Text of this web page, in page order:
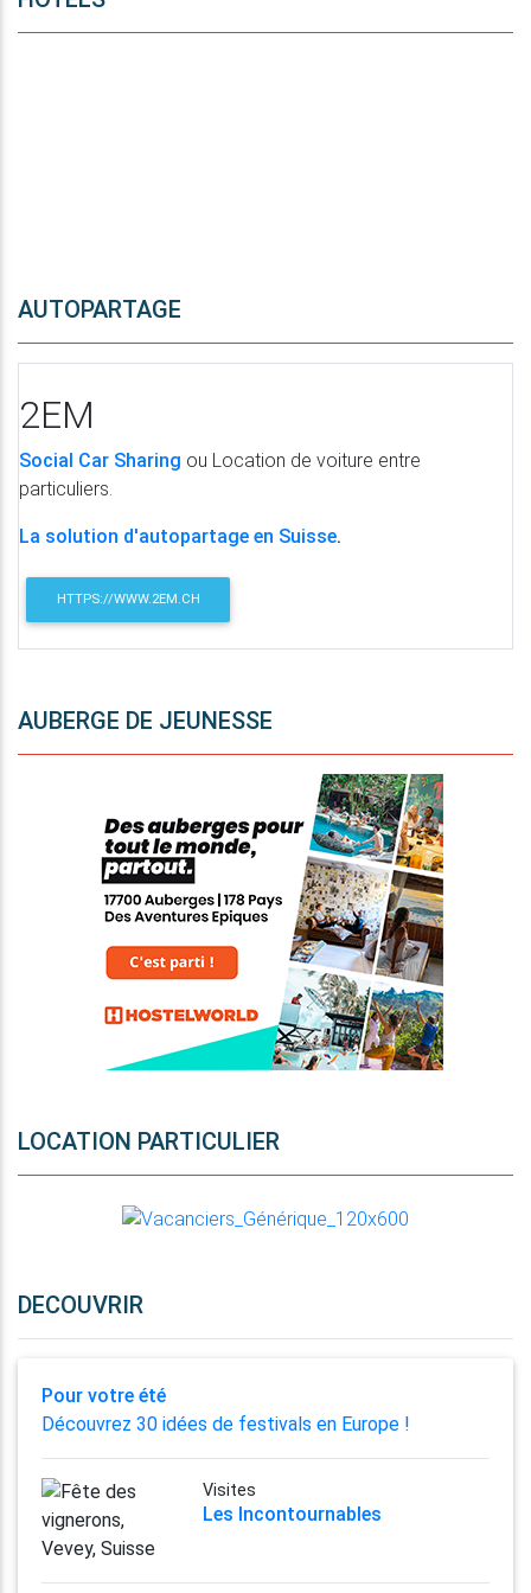
AUTOPARTAGE
2EM
Social Car Sharing ou Location de voiture entre
particuliers.
La solution d'autopartage en Suisse.
HTTPS://WWW.2EM.CH
AUBERGE DE JEUNESSE
LOCATION PARTICULIER
DECOUVRIR
Pour votre été
Découvrez 30 idées de festivals en Europe !
Visites
Les Incontournables